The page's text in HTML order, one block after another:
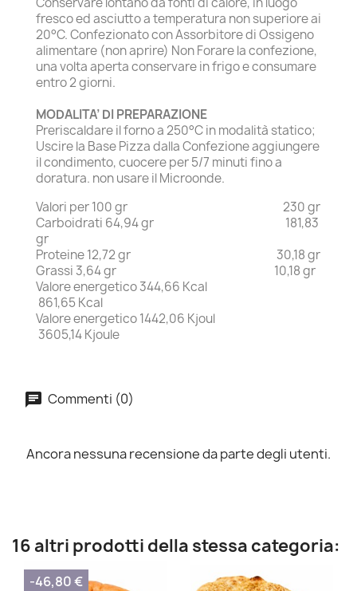
fresco ed asciutto a temperatura non superiore ai
20°C. Confezionato con Assorbitore di Ossigeno
alimentare (non aprire) Non Forare la confezione,
una volta aperta conservare in frigo e consumare
entro 2 giorni.
MODALITA’ DI PREPARAZIONE
Preriscaldare il forno a 250°C in modalità statico;
Uscire la Base Pizza dalla Confezione aggiungere
il condimento, cuocere per 5/7 minuti fino a
doratura. non usare il Microonde.
Valori per 100 gr 230 gr
Carboidrati 64,94 gr 181,83
gr
Proteine 12,72 gr 30,18 gr
Grassi 3,64 gr 10,18 gr
Valore energetico 344,66 Kcal
861,65 Kcal
Valore energetico 1442,06 Kjoul
3605,14 Kjoule
Commenti (0)
Ancora nessuna recensione da parte degli utenti.
16 altri prodotti della stessa categoria:
-46,80 €